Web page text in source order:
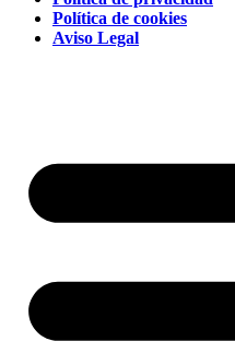
Política de cookies
Aviso Legal